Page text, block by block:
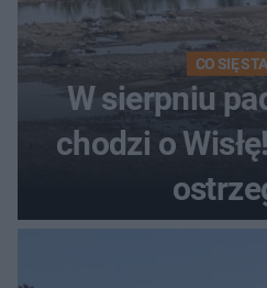
CO SIĘ
W sierpniu
chodzi o